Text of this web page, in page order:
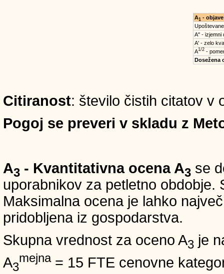
A1 - objave
A'' - izjemni
A' - zelo
A1/2-
Dosežena
Citiranost: število čistih citatov v
Pogoj se preveri v skladu z
A3 - Kvantitativna ocena A3 se
uporabnikov za petletno obdobje.
Maksimalna ocena je lahko
pridobljena iz gospodarstva.
Skupna vrednost za oceno A3 je
A3
mejna= 15 FTE cenovne